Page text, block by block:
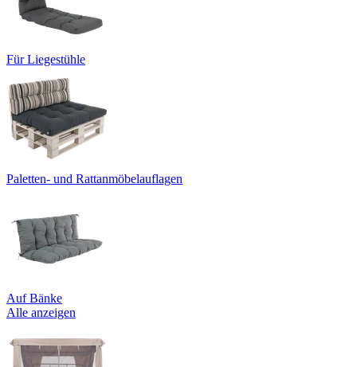
Für Liegestühle
Paletten- und Rattanmöbelauflagen
Auf Bänke
Alle anzeigen